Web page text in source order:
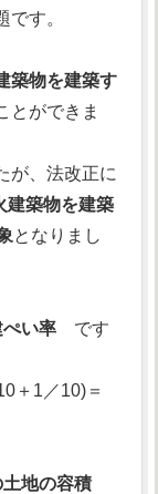
す。
築物を建築す
とができま
が、法改正に
建築物を建築
となりまし
い率 です
＋1／10)＝
地の容積